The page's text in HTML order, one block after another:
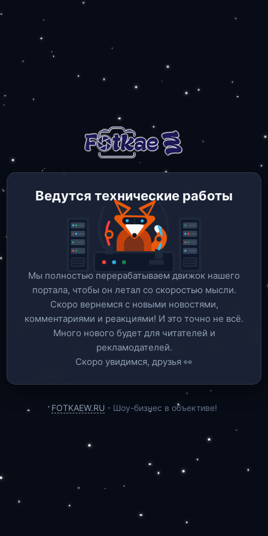
Ведутся технические работы
Мы полностью перерабатываем движок нашего
портала, чтобы он летал со скоростью мысли.
Скоро вернемся c новыми новостями,
комментариями и реакциями! И это точно не всё.
Много нового будет для читателей и
рекламодателей.
Скоро увидимся, друзья 👀
FOTKAEW.RU - Шоу-бизнес в объективе!